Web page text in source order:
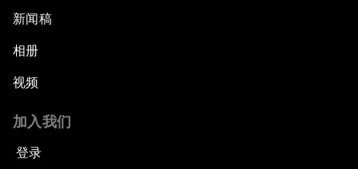
新闻稿
相册
视频
加入我们
登录